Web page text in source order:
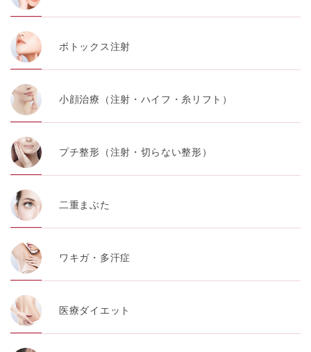
ボトックス注射
小顔治療（注射・ハイフ・糸リフト）
プチ整形（注射・切らない整形）
二重まぶた
ワキガ・多汗症
医療ダイエット